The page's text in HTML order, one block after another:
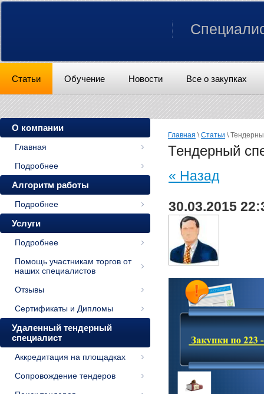
Статьи Обучение Новости Все о закупках
О компании
Главная
Подробнее
Алгоритм работы
Подробнее
Услуги
Подробнее
Помощь участникам торгов от
наших специалистов
Отзывы
Сертификаты и Дипломы
Удаленный тендерный
специалист
Аккредитация на площадках
Сопровождение тендеров
Главная \Статьи \
Тендерный
« Назад
30.03.2015